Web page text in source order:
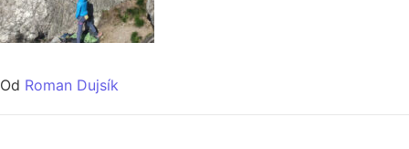
Od Roman Dujsík